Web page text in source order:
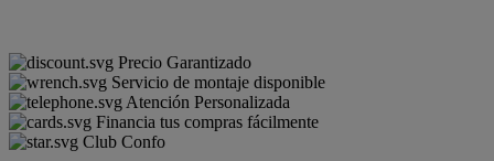
Precio Garantizado
Servicio de montaje disponible
Atención Personalizada
Financia tus compras fácilmente
Club Confo